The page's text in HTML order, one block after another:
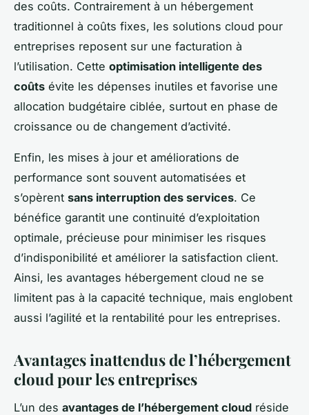
des coûts. Contrairement à un hébergement
traditionnel à coûts fixes, les solutions cloud pour
entreprises reposent sur une facturation à
l’utilisation. Cette optimisation intelligente des
coûts évite les dépenses inutiles et favorise une
allocation budgétaire ciblée, surtout en phase de
croissance ou de changement d’activité.
Enfin, les mises à jour et améliorations de
performance sont souvent automatisées et
s’opèrent sans interruption des services. Ce
bénéfice garantit une continuité d’exploitation
optimale, précieuse pour minimiser les risques
d’indisponibilité et améliorer la satisfaction client.
Ainsi, les avantages hébergement cloud ne se
limitent pas à la capacité technique, mais englobent
aussi l’agilité et la rentabilité pour les entreprises.
Avantages inattendus de l’hébergement
cloud pour les entreprises
L’un des avantages de l’hébergement cloud réside